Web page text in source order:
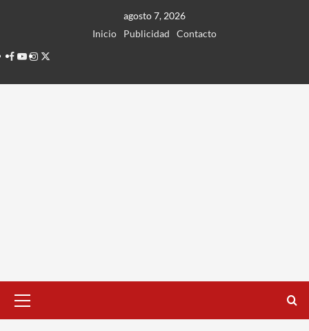
agosto 7, 2026
Inicio
Publicidad
Contacto
Facebook
Youtube
Instagram
Twitter
principal